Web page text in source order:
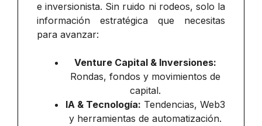
e inversionista. Sin ruido ni rodeos, solo la
información estratégica que necesitas
para avanzar:
Venture Capital & Inversiones:
Rondas, fondos y movimientos de
capital.
IA & Tecnología: Tendencias, Web3
y herramientas de automatización.